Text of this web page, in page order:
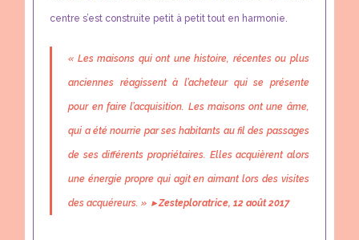
centre s’est construite petit à petit tout en harmonie.
« Les maisons qui ont une histoire, récentes ou plus
anciennes réagissent à l’acheteur qui se présente
pour en faire l’acquisition. Les maisons ont une âme,
qui a été nourrie par ses habitants au fil des passages
de ses différents propriétaires. Elles acquièrent alors
une énergie propre qui agit en aimant lors des visites
des acquéreurs. » ▸Zesteploratrice, 12 août 2017